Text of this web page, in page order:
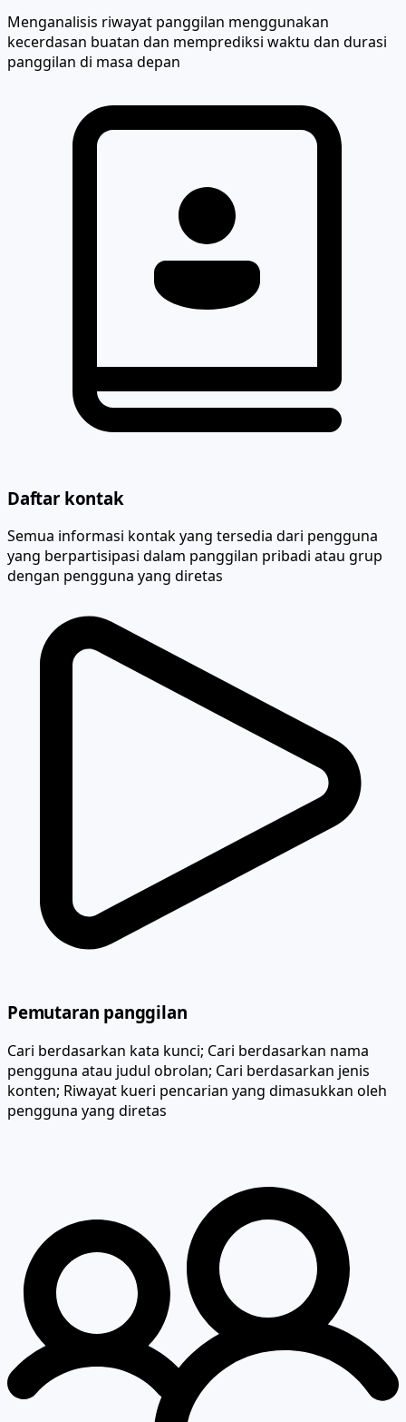
Menganalisis riwayat panggilan menggunakan
kecerdasan buatan dan memprediksi waktu dan durasi
panggilan di masa depan
Daftar kontak
Semua informasi kontak yang tersedia dari pengguna
yang berpartisipasi dalam panggilan pribadi atau grup
dengan pengguna yang diretas
Pemutaran panggilan
Cari berdasarkan kata kunci; Cari berdasarkan nama
pengguna atau judul obrolan; Cari berdasarkan jenis
konten; Riwayat kueri pencarian yang dimasukkan oleh
pengguna yang diretas